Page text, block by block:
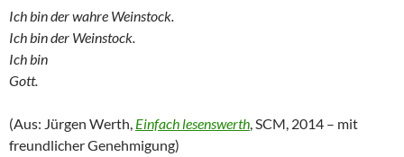
Ich bin der wahre Weinstock.
Ich bin der Weinstock.
Ich bin
Gott.
(Aus: Jürgen Werth, Einfach lesenswerth, SCM, 2014 – mit
freundlicher Genehmigung)